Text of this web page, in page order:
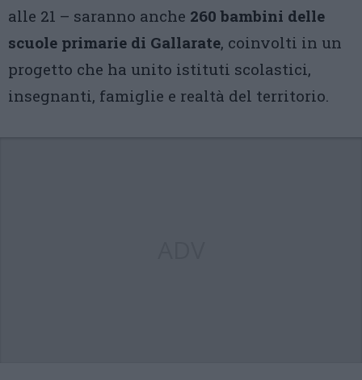
alle 21 – saranno anche 260 bambini delle
scuole primarie di Gallarate, coinvolti in un
progetto che ha unito istituti scolastici,
insegnanti, famiglie e realtà del territorio.